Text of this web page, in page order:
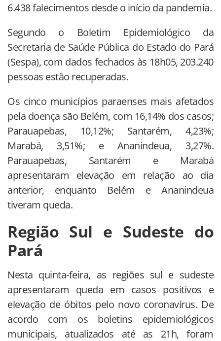
6.438 falecimentos desde o início da pandemia.
Segundo o Boletim Epidemiológico da
Secretaria de Saúde Pública do Estado do Pará
(Sespa), com dados fechados às 18h05, 203.240
pessoas estão recuperadas.
Os cinco municípios paraenses mais afetados
pela doença são Belém, com 16,14% dos casos;
Parauapebas, 10,12%; Santarém, 4,23%;
Marabá, 3,51%; e Ananindeua, 3,27%.
Parauapebas, Santarém e Marabá
apresentaram elevação em relação ao dia
anterior, enquanto Belém e Ananindeua
tiveram queda.
Região Sul e Sudeste do
Pará
Nesta quinta-feira, as regiões sul e sudeste
apresentaram queda em casos positivos e
elevação de óbitos pelo novo coronavírus. De
acordo com os boletins epidemiológicos
municipais, atualizados até as 21h, foram